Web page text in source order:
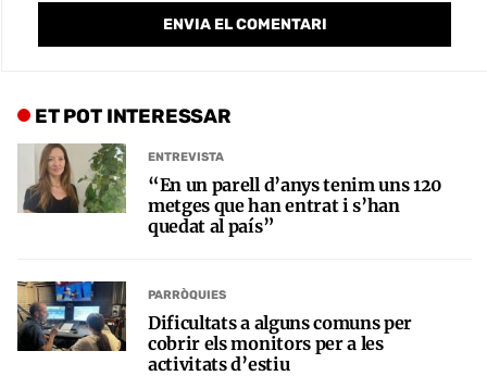
ET POT INTERESSAR
ENTREVISTA
“En un parell d’anys tenim uns 120
metges que han entrat i s’han
quedat al país”
PARRÒQUIES
Dificultats a alguns comuns per
cobrir els monitors per a les
activitats d’estiu